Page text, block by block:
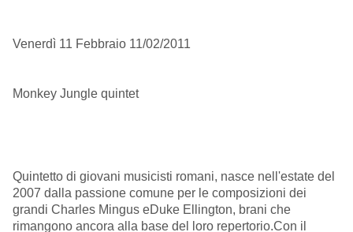
Venerdì 11 Febbraio 11/02/2011
Monkey Jungle quintet
Quintetto di giovani musicisti romani, nasce nell'estate del
2007 dalla passione comune per le composizioni dei
grandi Charles Mingus eDuke Ellington, brani che
rimangono ancora alla base del loro repertorio.Con il